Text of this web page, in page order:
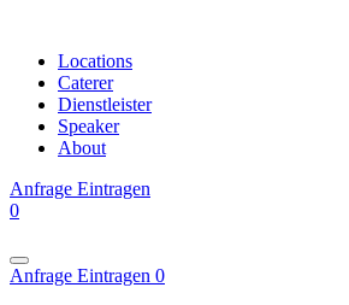
Locations
Caterer
Dienstleister
Speaker
About
Anfrage Eintragen
0
Anfrage Eintragen 0